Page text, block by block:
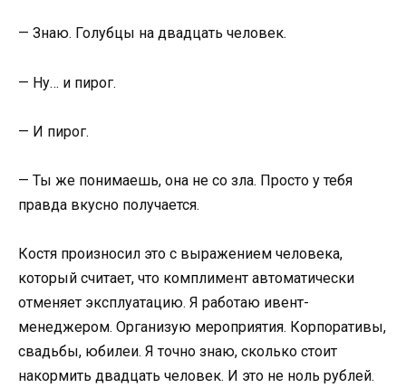
— Знаю. Голубцы на двадцать человек.
— Ну… и пирог.
— И пирог.
— Ты же понимаешь, она не со зла. Просто у тебя
правда вкусно получается.
Костя произносил это с выражением человека,
который считает, что комплимент автоматически
отменяет эксплуатацию. Я работаю ивент-
менеджером. Организую мероприятия. Корпоративы,
свадьбы, юбилеи. Я точно знаю, сколько стоит
накормить двадцать человек. И это не ноль рублей.